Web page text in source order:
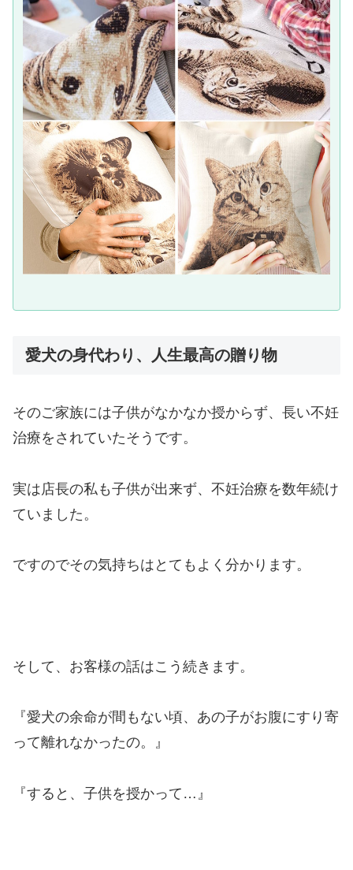
愛犬の身代わり、人生最高の贈り物
そのご家族には子供がなかなか授からず、長い不妊
治療をされていたそうです。
実は店長の私も子供が出来ず、不妊治療を数年続け
ていました。
ですのでその気持ちはとてもよく分かります。
そして、お客様の話はこう続きます。
『愛犬の余命が間もない頃、あの子がお腹にすり寄
って離れなかったの。』
『すると、子供を授かって…』